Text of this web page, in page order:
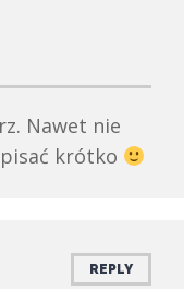
Nawet nie
krótko
REPLY